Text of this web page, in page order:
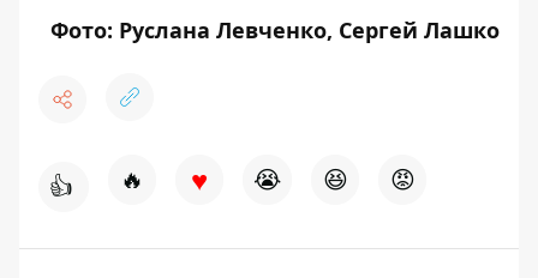
Фото: Руслана Левченко, Сергей Лашко
👍 🔥 ♥ 😭 😆 😡